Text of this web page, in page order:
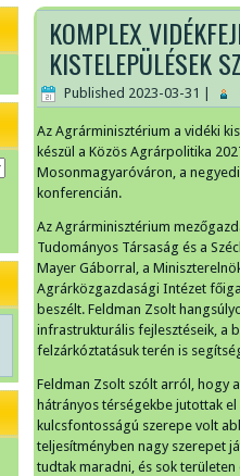
KOMPLEX
KISTELEPÜLÉSEK
Published 2023-03-31
Az Agrárminisztérium a vidéki
készül a Közös Agrárpolitika
Mosonmagyaróváron, a
konferencián.
Az Agrárminisztérium
Tudományos Társaság és a
Mayer Gáborral, a
Agrárközgazdasági Intézet
beszélt. Feldman Zsolt
infrastrukturális fejlesztéseik, a
felzárkóztatásuk terén is
Feldman Zsolt szólt arról, hogy
hátrányos térségekbe jutottak
kulcsfontosságú szerepe volt
teljesítményben nagy szerepet
tudtak maradni, és sok területen